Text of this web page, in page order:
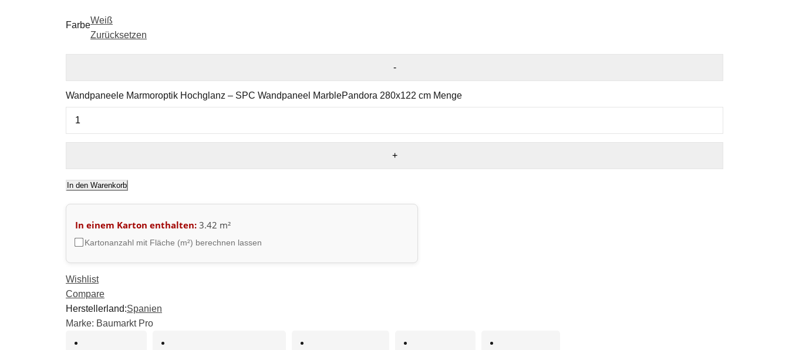
FarbeWeiß
Zurücksetzen
Wandpaneele Marmoroptik Hochglanz – SPC Wandpaneel MarblePandora 280x122 cm Menge
In den Warenkorb
In einem Karton enthalten: 3.42 m²
Kartonanzahl mit Fläche (m²) berechnen lassen
Wishlist
Compare
Herstellerland:Spanien
Marke: Baumarkt Pro